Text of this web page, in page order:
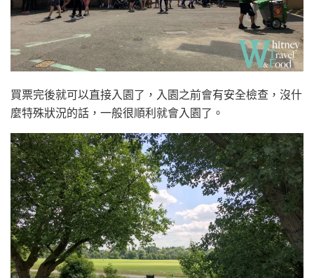
買票完後就可以直接入園了，入園之前會有安全檢查，沒什
麼特殊狀況的話，一般很順利就會入園了。